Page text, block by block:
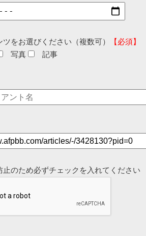
をお選びください（複数可）
【必須】
写真 記事
止のため必ずチェックを入れてください